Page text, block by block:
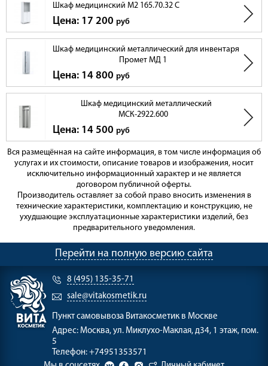
Шкаф медицинский М2 165.70.32 С
Цена: 17 200 руб
Шкаф медицинский металлический для инвентаря
Промет МД 1
Цена: 14 800 руб
Шкаф медицинский металлический
МСК-2922.600
Цена: 14 500 руб
Вся размещённая на сайте информация, в том числе информация об
услугах и их стоимости, описание товаров и изображения, носит
исключительно информационный характер и не является
договором публичной оферты.
Производитель оставляет за собой право вносить изменения в
технические характеристики, комплектацию и конструкцию, не
ухудшающие эксплуатационные характеристики изделий, без
предварительного уведомления.
Перейти на полную версию сайта
8 (495) 135-35-71
sale@vitakosmetik.ru
Пункт самовывоза Витакосметик в Москве
Адрес: Москва, ул. Миклухо-Маклая, д34, 1 этаж, пом.
5
Телефон: +74951353571